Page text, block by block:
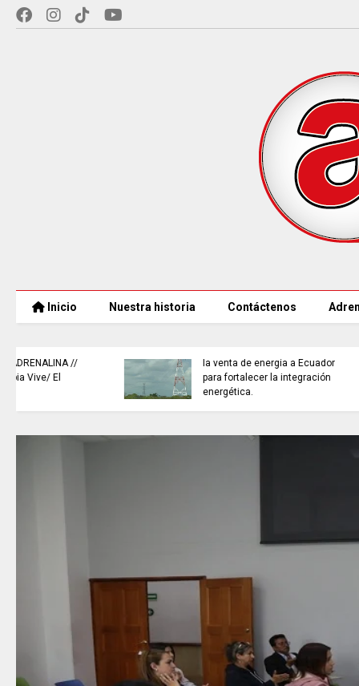
Inicio Nuestra historia Contáctenos
NOTICIAS de Cundinamarca con
Juan Helmuth Larrahondo
Cardona